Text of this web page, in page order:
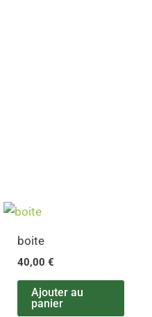
boite
40,00€
Ajouter au
panier